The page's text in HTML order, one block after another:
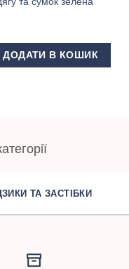
та сумок зелена кількість
ДОДАТИ В КОШИК
ТА ЗАСТІБКИ